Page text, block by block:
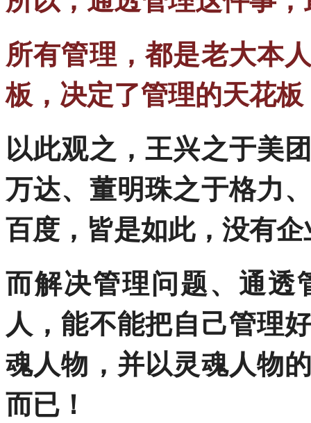
所有管理，都是老大本
板，决定了管理的天花
以此观之，王兴之于美
万达、董明珠之于格力
百度，皆是如此，没有
而解决管理问题、通透
人，能不能把自己管理
魂人物，并以灵魂人物
而已！